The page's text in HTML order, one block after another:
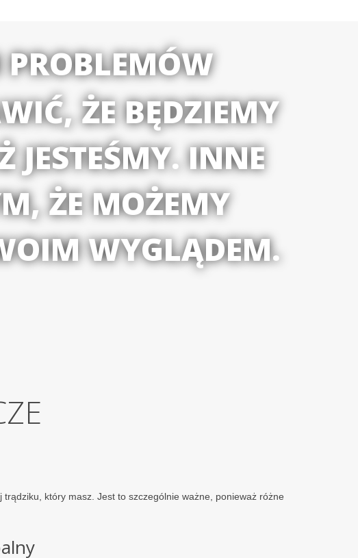
PROBLEMÓW
ŻE BĘDZIEMY
JESTEŚMY. INNE
ŻE MOŻEMY
WYGLĄDEM.
który masz. Jest to szczególnie ważne, ponieważ różne